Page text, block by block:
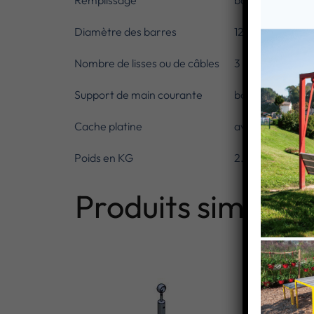
Diamètre des barres 12 mm
Nombre de lisses ou de câbles 3
Support de main courante bague design
Cache platine avec
Poids en KG 2.86
Produits